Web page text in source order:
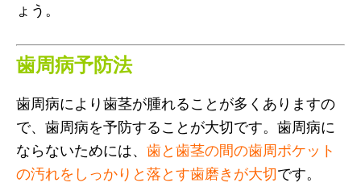
ょう。
歯周病予防法
歯周病により歯茎が腫れることが多くありますの
で、歯周病を予防することが大切です。歯周病に
ならないためには、 歯と歯茎の間の歯周ポケット
の汚れをしっかりと落とす歯磨きが大切です。